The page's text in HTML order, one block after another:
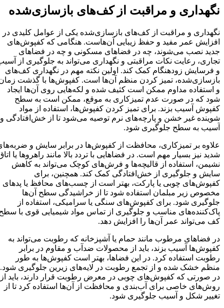
نگهداری و مراقبت از کف‌های بازسازی‌شده
نگهداری و مراقبت از کف‌های بازسازی‌شده یکی از عوامل کلیدی در
افزایش عمر مفید و حفظ زیبایی آن‌هاست. هنگامی که کفپوش‌های
جدید نصب می‌شوند، چه در فضاهای مسکونی و چه در فضاهای
تجاری، رعایت نکات مراقبتی و نگهداری می‌تواند به جلوگیری از آسیب
و فرسایش زودهنگام کمک کند. اولین نکته مهم در نگهداری کف‌های
بازسازی‌شده، تمیز کردن منظم آن‌ها است. کفپوش‌ها با گذشت زمان
و استفاده مداوم ممکن است کثیف شده و لکه‌هایی روی آن‌ها ایجاد
شود که در صورت عدم تمیزکاری به موقع، ممکن است به سطح
کفپوش آسیب بزند. برای تمیز کردن کفپوش‌ها، استفاده از مواد
شوینده غیر خشن و پارچه‌های نرم توصیه می‌شود تا از خش‌افتادگی و
آسیب به سطح جلوگیری شود.
علاوه بر تمیزکاری، محافظت از کفپوش‌ها در برابر سایش و ضربه‌های
شدید نیز بسیار مهم است. در فضاهایی با تردد بالا مانند راهروها یا اتاق
نشیمن، استفاده از قالیچه‌ها و فرش‌های کوچک می‌تواند به کاهش
سایش و جلوگیری از خش‌افتادگی کمک کند. همچنین، برای
کفپوش‌های چوبی یا پارکت، بهتر است از چسب‌های محافظ یا پدهای
مخصوص زیر مبلمان استفاده شود تا از خراشیدگی سطح آن‌ها
جلوگیری شود. برای کفپوش‌های سنگی یا سرامیکی، استفاده از
پاک‌کننده‌های مناسب و جلوگیری از تماس مواد شیمیایی قوی با سطح
کف می‌تواند عمر آن‌ها را افزایش دهد.
در فضاهای مرطوب مانند حمام یا آشپزخانه که رطوبت می‌تواند به
کفپوش‌ها آسیب بزند، باید از محصولات ضدآب و مقاوم در برابر
رطوبت استفاده کرد. در این فضاها، بهتر است کفپوش‌ها به طور
منظم خشک شده و از تجمع رطوبت در لایه‌های زیرین جلوگیری شود.
در صورتی که کفپوش‌های چوبی در معرض رطوبت قرار دارند، باید از
روش‌های خاصی برای آب‌بندی و محافظت از آن‌ها استفاده کرد تا از
تغییر شکل و آسیب جلوگیری شود.